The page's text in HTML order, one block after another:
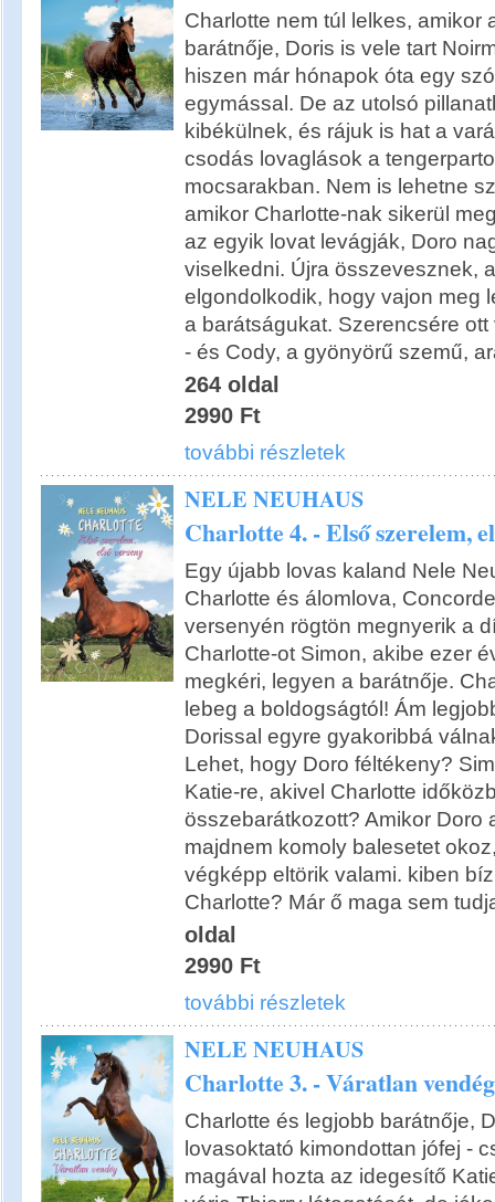
Charlotte nem túl lelkes, amikor
barátnője, Doris is vele tart
hiszen már hónapok óta egy
egymással. De az utolsó
kibékülnek, és rájuk is hat a
csodás lovaglások a
mocsarakban. Nem is lehetne
amikor Charlotte-nak sikerül
az egyik lovat levágják, Doro
viselkedni. Újra összevesznek,
elgondolkodik, hogy vajon meg
a barátságukat. Szerencsére
- és Cody, a gyönyörű szemű,
264 oldal
2990 Ft
további részletek
NELE NEUHAUS
Charlotte 4. - Első szerelem,
Egy újabb lovas kaland Nele
Charlotte és álomlova,
versenyén rögtön megnyerik a
Charlotte-ot Simon, akibe ezer
megkéri, legyen a barátnője.
lebeg a boldogságtól! Ám
Dorissal egyre gyakoribbá
Lehet, hogy Doro féltékeny?
Katie-re, akivel Charlotte
összebarátkozott? Amikor Doro
majdnem komoly balesetet
végképp eltörik valami. kiben
Charlotte? Már ő maga sem
oldal
2990 Ft
további részletek
NELE NEUHAUS
Charlotte 3. - Váratlan vendég
Charlotte és legjobb barátnője,
lovasoktató kimondottan jófej -
magával hozta az idegesítő